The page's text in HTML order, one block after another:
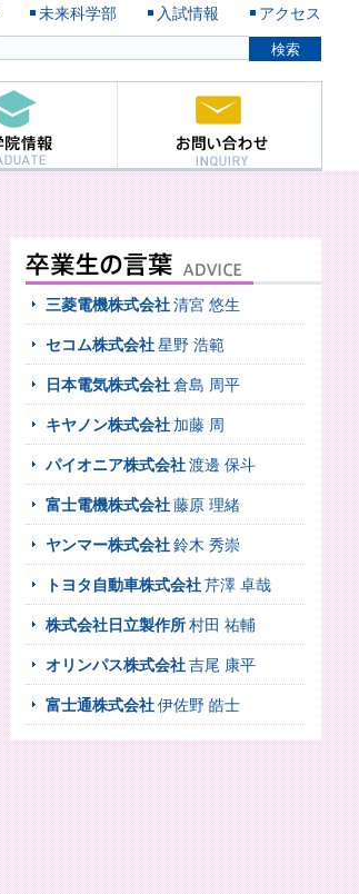
未来科学部 入試情報 アクセス
三菱電機株式会社清宮 悠生
セコム株式会社星野 浩範
日本電気株式会社倉島 周平
キヤノン株式会社 加藤 周
パイオニア株式会社渡邊 保斗
富士電機株式会社藤原 理緒
ヤンマー株式会社鈴木 秀崇
トヨタ自動車株式会社芹澤 卓哉
株式会社日立製作所村田 祐輔
オリンパス株式会社吉尾 康平
富士通株式会社伊佐野 皓士